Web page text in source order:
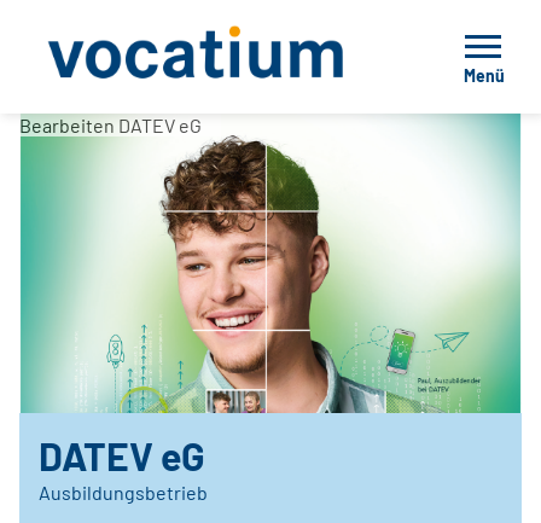
Menü
Bearbeiten DATEV eG
DATEV eG
Ausbildungsbetrieb